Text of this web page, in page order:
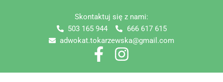
Skontaktuj się z nami:
503 165 944
666 617 615
adwokat.tokarzewska@gmail.com